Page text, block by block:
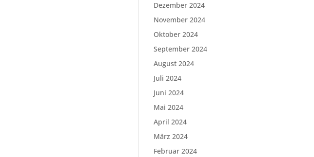
Dezember 2024
November 2024
Oktober 2024
September 2024
August 2024
Juli 2024
Juni 2024
Mai 2024
April 2024
März 2024
Februar 2024